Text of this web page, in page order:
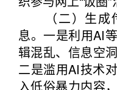
（二）生成传
息。一是利用AI
辑混乱、信息空
二是滥用AI技术
入低俗暴力内容